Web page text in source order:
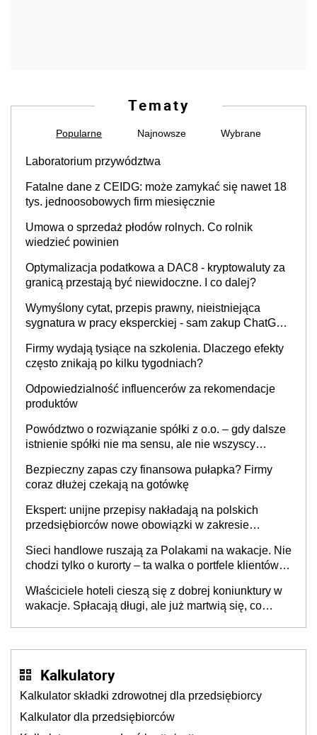
Tematy
Popularne Najnowsze Wybrane
Laboratorium przywództwa
Fatalne dane z CEIDG: może zamykać się nawet 18
tys. jednoosobowych firm miesięcznie
Umowa o sprzedaż płodów rolnych. Co rolnik
wiedzieć powinien
Optymalizacja podatkowa a DAC8 - kryptowaluty za
granicą przestają być niewidoczne. I co dalej?
Wymyślony cytat, przepis prawny, nieistniejąca
sygnatura w pracy eksperckiej - sam zakup ChatGPT
Firmy wydają tysiące na szkolenia. Dlaczego efekty
często znikają po kilku tygodniach?
Odpowiedzialność influencerów za rekomendacje
produktów
Powództwo o rozwiązanie spółki z o.o. – gdy dalsze
istnienie spółki nie ma sensu, ale nie wszyscy
Bezpieczny zapas czy finansowa pułapka? Firmy
coraz dłużej czekają na gotówkę
Ekspert: unijne przepisy nakładają na polskich
przedsiębiorców nowe obowiązki w zakresie
Sieci handlowe ruszają za Polakami na wakacje. Nie
chodzi tylko o kurorty – ta walka o portfele klientów
cichu
Właściciele hoteli cieszą się z dobrej koniunktury w
wakacje. Spłacają długi, ale już martwią się, co
Kalkulatory
Kalkulator składki zdrowotnej dla przedsiębiorcy
Kalkulator dla przedsiębiorców